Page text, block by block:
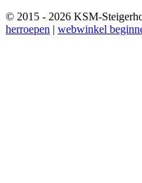
© 2015 - 2026 KSM-
herroepen | webwinkel